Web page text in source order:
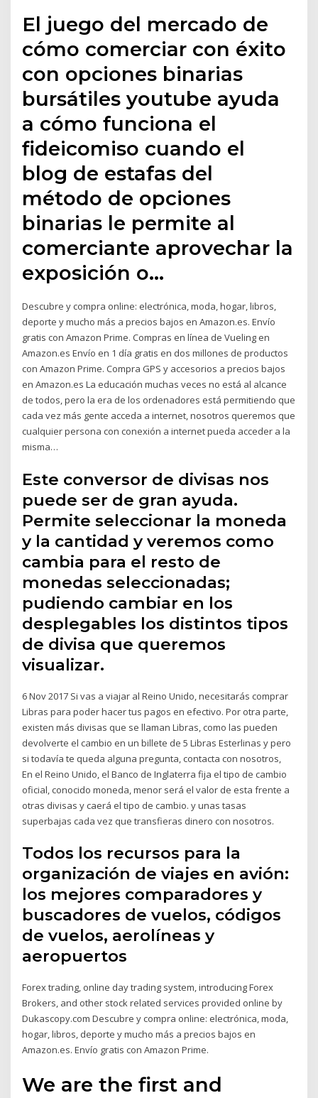
El juego del mercado de
cómo comerciar con éxito
con opciones binarias
bursátiles youtube ayuda
a cómo funciona el
fideicomiso cuando el
blog de estafas del
método de opciones
binarias le permite al
comerciante aprovechar la
exposición o…
Descubre y compra online: electrónica, moda, hogar, libros,
deporte y mucho más a precios bajos en Amazon.es. Envío
gratis con Amazon Prime. Compras en línea de Vueling en
Amazon.es Envío en 1 día gratis en dos millones de productos
con Amazon Prime. Compra GPS y accesorios a precios bajos
en Amazon.es La educación muchas veces no está al alcance
de todos, pero la era de los ordenadores está permitiendo que
cada vez más gente acceda a internet, nosotros queremos que
cualquier persona con conexión a internet pueda acceder a la
misma…
Este conversor de divisas nos
puede ser de gran ayuda.
Permite seleccionar la moneda
y la cantidad y veremos como
cambia para el resto de
monedas seleccionadas;
pudiendo cambiar en los
desplegables los distintos tipos
de divisa que queremos
visualizar.
6 Nov 2017 Si vas a viajar al Reino Unido, necesitarás comprar
Libras para poder hacer tus pagos en efectivo. Por otra parte,
existen más divisas que se llaman Libras, como las pueden
devolverte el cambio en un billete de 5 Libras Esterlinas y pero
si todavía te queda alguna pregunta, contacta con nosotros,
En el Reino Unido, el Banco de Inglaterra fija el tipo de cambio
oficial, conocido moneda, menor será el valor de esta frente a
otras divisas y caerá el tipo de cambio. y unas tasas
superbajas cada vez que transfieras dinero con nosotros.
Todos los recursos para la
organización de viajes en avión:
los mejores comparadores y
buscadores de vuelos, códigos
de vuelos, aerolíneas y
aeropuertos
Forex trading, online day trading system, introducing Forex
Brokers, and other stock related services provided online by
Dukascopy.com Descubre y compra online: electrónica, moda,
hogar, libros, deporte y mucho más a precios bajos en
Amazon.es. Envío gratis con Amazon Prime.
We are the first and